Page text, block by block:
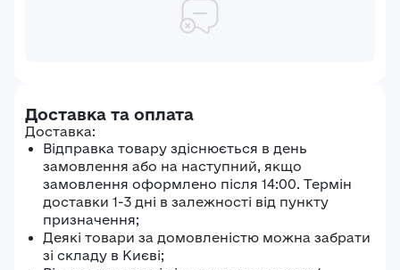
Доставка та оплата
Доставка:
Відправка товару здіснюється в день
замовлення або на наступний, якщо
замовлення оформлено після 14:00. Термін
доставки 1-3 дні в залежності від пункту
призначення;
Деякі товари за домовленістю можна забрати
зі складу в Києві;